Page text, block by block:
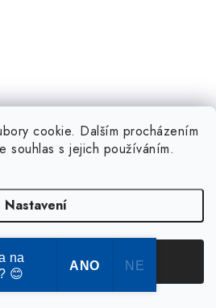
cookie. Dalším procházením
souhlas s jejich používáním.
Nastavení
Souhlasím
na
😊
ANO NE